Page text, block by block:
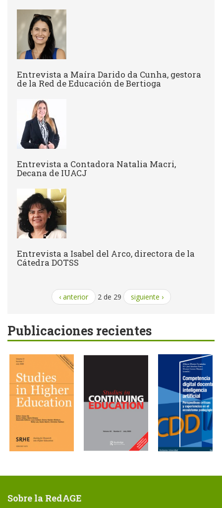
Entrevista a ​Maíra Darido da Cunha, gestora
de la Red de Educación de Bertioga
Entrevista a Contadora Natalia Macri,
Decana de IUACJ
Entrevista a Isabel del Arco, directora de la
Cátedra DOTSS
‹ anterior 2 de 29 siguiente ›
Publicaciones recientes
Sobre la RedAGE